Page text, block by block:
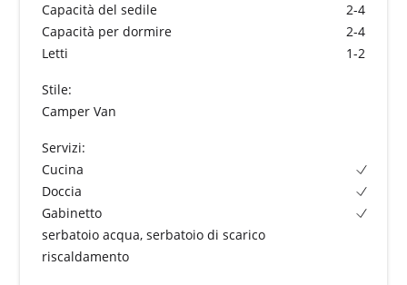
Capacità del sedile
2-4
Capacità per dormire
2-4
Letti
1-2
Stile:
Camper Van
Servizi:
Cucina
Doccia
Gabinetto
serbatoio acqua, serbatoio di scarico
riscaldamento